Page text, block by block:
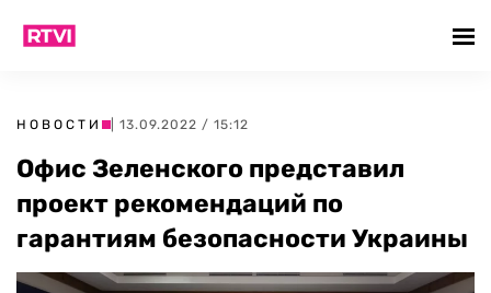
НОВОСТИ | 13.09.2022 / 15:12
Офис Зеленского представил
проект рекомендаций по
гарантиям безопасности Украины